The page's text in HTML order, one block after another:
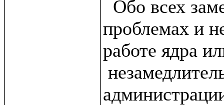
Обо всех
проблемах и
работе ядра